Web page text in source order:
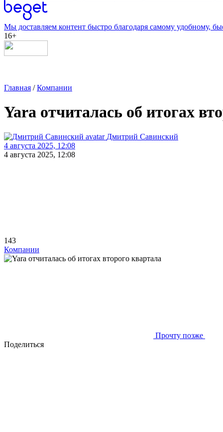
Мы доставляем контент быстро благодаря самому удобному,
16+
Главная /Компании
Yara отчиталась об итогах
Дмитрий Савинский
4 августа 2025, 12:08
4 августа 2025, 12:08
143
Компании
Прочту позже
Поделиться